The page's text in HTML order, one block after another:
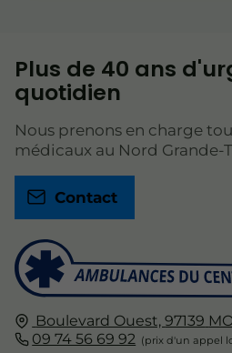
Boulevard Ouest,97139
09 74 56 69 92
Plus de 40 ans
quotidien
Nous prenons en charge
médicaux au Nord Grande-
Contact